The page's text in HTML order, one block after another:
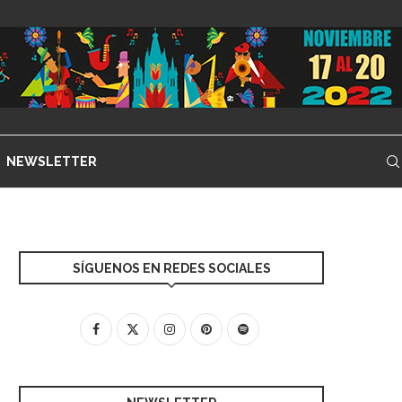
NEWSLETTER
SÍGUENOS EN REDES SOCIALES